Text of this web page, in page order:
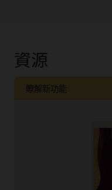
資源
瞭解新功能